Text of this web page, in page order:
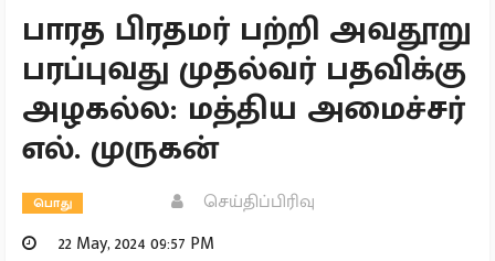
பாரத பிரதமர் பற்றி அவதூறு
பரப்புவது முதல்வர் பதவிக்கு
அழகல்ல: மத்திய அமைச்சர்
எல். முருகன்
பொது
செய்திப்பிரிவு
22 May, 2024 09:57 PM